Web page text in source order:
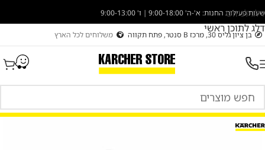
דלג לניווט
דלג לתוכן ראשי
שעות פעילות החנות: א'-ה' 9:00-18:00 | ו' 9:00-13:00
בן ציון גליס 30, מרכז B סנטר, פתח תקווה משלוחים לכל הארץ